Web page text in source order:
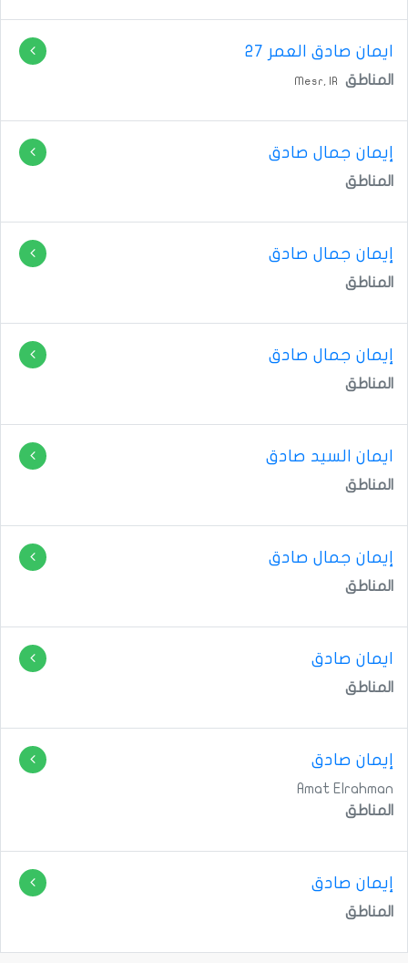
ايمان صادق العمر 27
المناطق Mesr, IR
إيمان جمال صادق
المناطق
إيمان جمال صادق
المناطق
إيمان جمال صادق
المناطق
ايمان السيد صادق
المناطق
المناطق
ايمان صادق
المناطق
إيمان صادق
Amat Elrahman
المناطق
إيمان صادق
المناطق